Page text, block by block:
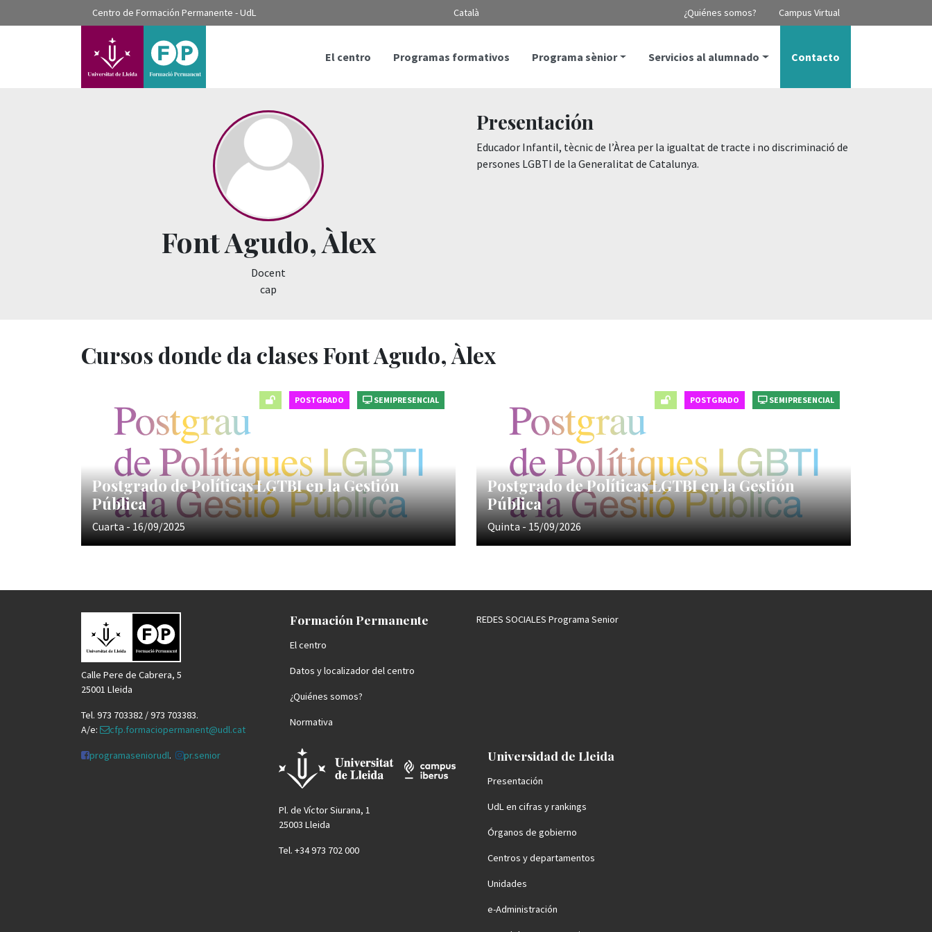
???label.access.jump.content???
???label.access.jump.header???
???label.access.jump.footer???
???label.access.jump.menu???
Centro de Formación Permanente - UdL Català ¿Quiénes somos? Campus Virtual
El centro Programas formativos Programa sènior Servicios al alumnado Contacto
Font Agudo, Àlex
Docent
cap
Presentación
Educador Infantil, tècnic de l’Àrea per la igualtat de tracte i no discriminació de
persones LGBTI de la Generalitat de Catalunya.
Cursos donde da clases Font Agudo, Àlex
POSTGRADO SEMIPRESENCIAL
Postgrado de Políticas LGTBI en la Gestión
Pública
Cuarta - 16/09/2025
POSTGRADO SEMIPRESENCIAL
Postgrado de Políticas LGTBI en la Gestión
Pública
Quinta - 15/09/2026
Calle Pere de Cabrera, 5
25001 Lleida
Tel. 973 703382 / 973 703383.
A/e:
cfp.formaciopermanent@udl.cat
Formación Permanente
El centro
Datos y localizador del centro
¿Quiénes somos?
Normativa
REDES SOCIALES Programa Senior
programaseniorudl. pr.senior
Pl. de Víctor Siurana, 1
25003 Lleida
Tel. +34 973 702 000
Universidad de Lleida
Presentación
UdL en cifras y rankings
Órganos de gobierno
Centros y departamentos
Unidades
e-Administración